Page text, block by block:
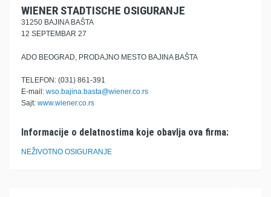
WIENER STADTISCHE OSIGURANJE
31250 BAJINA BAŠTA
12 SEPTEMBAR 27
ADO BEOGRAD, PRODAJNO MESTO BAJINA BAŠTA
TELEFON: (031) 861-391
E-mail: wso.bajina.basta@wiener.co.rs
Sajt: www.wiener.co.rs
Informacije o delatnostima koje obavlja ova firma:
NEŽIVOTNO OSIGURANJE